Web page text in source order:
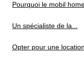
Pourquoi le mobil home
Un spécialiste de la...
Opter pour une location